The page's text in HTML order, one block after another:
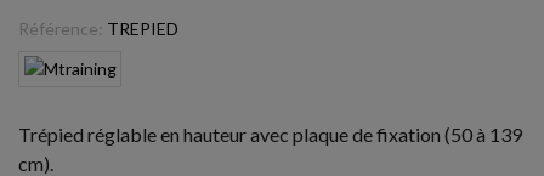
Référence: TREPIED
Trépied réglable en hauteur avec plaque de fixation (50 à 139
cm).